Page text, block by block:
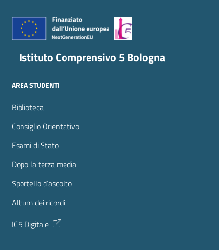
Istituto Comprensivo 5 Bologna
AREA STUDENTI
Biblioteca
Consiglio Orientativo
Esami di Stato
Dopo la terza media
Sportello d’ascolto
Album dei ricordi
IC5 Digitale